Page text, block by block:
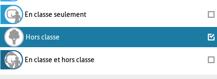
En classe seulement
Hors classe
En classe et hors classe